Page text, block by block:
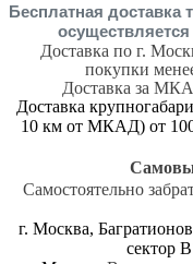
Бесплатная доставка
Доставка по г.
покупки
Доставка за
Доставка
10 км от МКАД) от
Самостоятельно
г. Москва,
сектор